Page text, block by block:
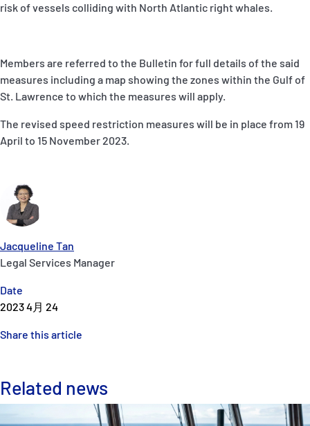
Jacqueline Tan
Legal Services Manager
Date
2023 4月 24
Share this article
risk of vessels colliding with North Atlantic right whales.
Members are referred to the Bulletin for full details of the said
measures including a map showing the zones within the Gulf of
St. Lawrence to which the measures will apply.
The revised speed restriction measures will be in place from 19
April to 15 November 2023.
Related news